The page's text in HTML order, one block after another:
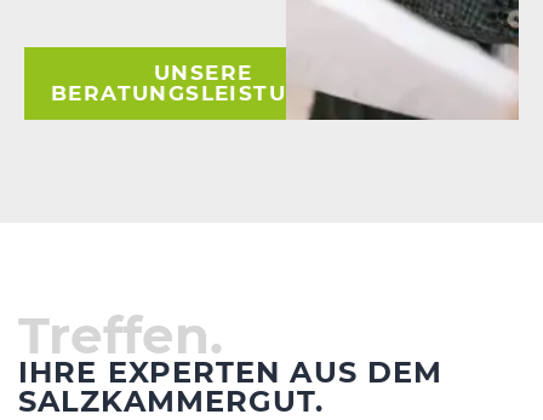
UNSERE
BERATUNGSLEISTUNGEN
Treffen.
IHRE EXPERTEN AUS DEM
SALZKAMMERGUT.